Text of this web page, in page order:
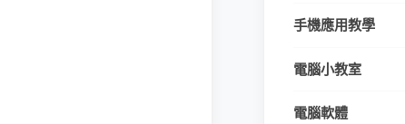
手機應用教學
電腦小教室
電腦軟體